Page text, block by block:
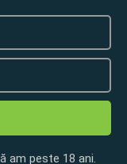
am peste 18 ani.